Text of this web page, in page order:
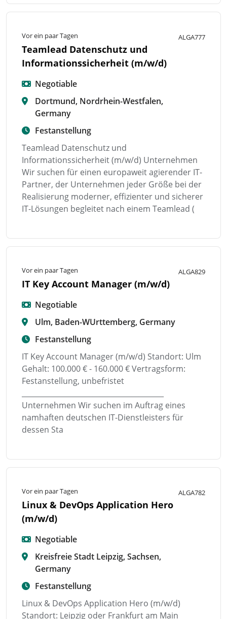
Vor ein paar Tagen ALGA777
Teamlead Datenschutz und
Informationssicherheit (m/w/d)
Negotiable
Dortmund, Nordrhein-Westfalen,
Germany
Festanstellung
Teamlead Datenschutz und
Informationssicherheit (m/w/d) Unternehmen
Wir suchen für einen europaweit agierender IT-
Partner, der Unternehmen jeder Größe bei der
Realisierung moderner, effizienter und sicherer
IT-Lösungen begleitet nach einem Teamlead (
Vor ein paar Tagen ALGA829
IT Key Account Manager (m/w/d)
Negotiable
Ulm, Baden-WUrttemberg, Germany
Festanstellung
IT Key Account Manager (m/w/d) Standort: Ulm
Gehalt: 100.000 € - 160.000 € Vertragsform:
Festanstellung, unbefristet
Unternehmen Wir suchen im Auftrag eines
namhaften deutschen IT-Dienstleisters für
dessen Sta
Vor ein paar Tagen ALGA782
Linux & DevOps Application Hero
(m/w/d)
Negotiable
Kreisfreie Stadt Leipzig, Sachsen,
Germany
Festanstellung
Linux & DevOps Application Hero (m/w/d)
Standort: Leipzig oder Frankfurt am Main